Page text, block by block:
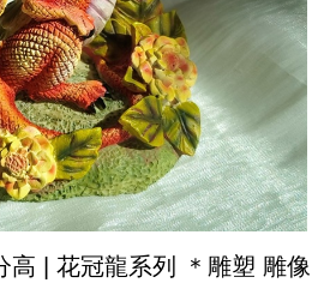
高 | 花冠龍系列 ＊雕塑 雕像